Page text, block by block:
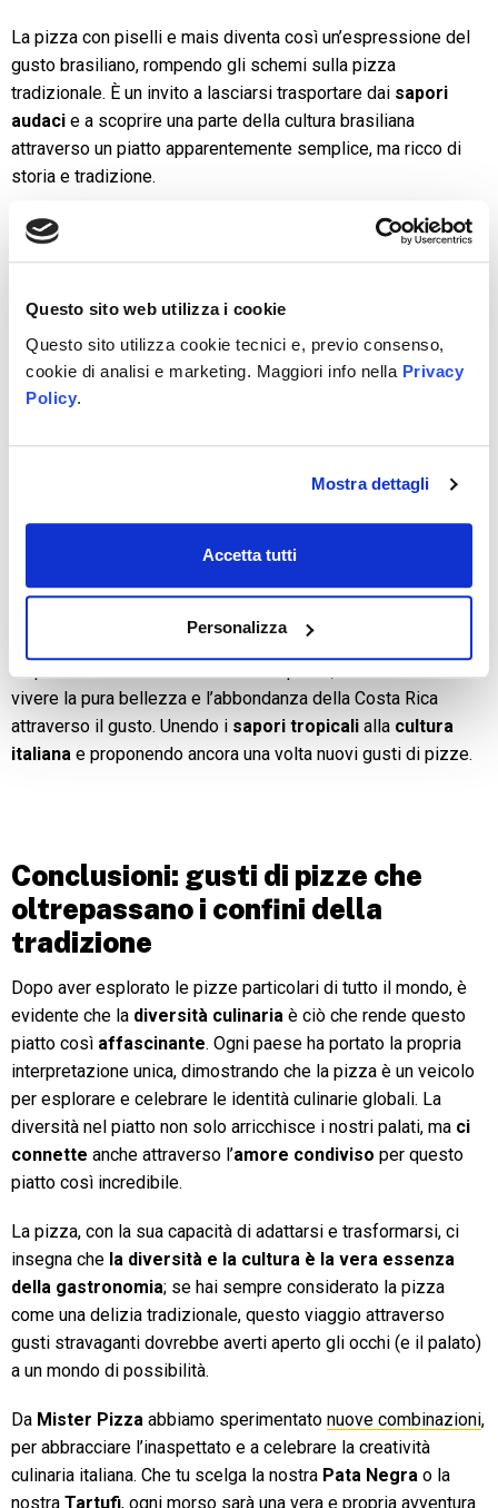
Questo sito web utilizza i cookie
Questo sito utilizza cookie tecnici e, previo consenso,
cookie di analisi e marketing. Maggiori info nella Privacy
Policy.
Mostra dettagli
Accetta tutti
Personalizza
La pizza con piselli e mais diventa così un’espressione del
gusto brasiliano, rompendo gli schemi sulla pizza
tradizionale. È un invito a lasciarsi trasportare dai sapori
audaci e a scoprire una parte della cultura brasiliana
attraverso un piatto apparentemente semplice, ma ricco di
storia e tradizione.
Costa Rica: spiagge, cocco e pizze
fuori dall’ordinario
Benvenuti in Costa Rica, il paradiso tropicale che non solo
offre spiagge incantevoli e foreste pluviali, ma anche una
incontaminate della Costa Rica. Questa pizza
risultato di una combinazione audace di ingredienti locali, che
riflettono la generosità dellanatura costaricana
vivere la pura bellezza e l’abbondanza della Costa Rica
attraverso il gusto. Unendo i sapori tropicali alla cultura
italiana e proponendo ancora una volta nuovi gusti di pizze.
Conclusioni: gusti di pizze che
oltrepassano i confini della
tradizione
Dopo aver esplorato le pizze particolari di tutto il mondo, è
evidente che la diversità culinaria è ciò che rende questo
piatto così affascinante. Ogni paese ha portato la propria
interpretazione unica, dimostrando che la pizza è un veicolo
per esplorare e celebrare le identità culinarie globali. La
diversità nel piatto non solo arricchisce i nostri palati, ma ci
connette anche attraverso l’amore condiviso per questo
piatto così incredibile.
La pizza, con la sua capacità di adattarsi e trasformarsi, ci
insegna che la diversità e la cultura è la vera essenza
della gastronomia; se hai sempre considerato la pizza
come una delizia tradizionale, questo viaggio attraverso
gusti stravaganti dovrebbe averti aperto gli occhi (e il palato)
a un mondo di possibilità.
Da Mister Pizza abbiamo sperimentato nuove combinazioni,
per abbracciare l’inaspettato e a celebrare la creatività
culinaria italiana. Che tu scelga la nostra Pata Negra o la
nostra Tartufi, ogni morso sarà una vera e propria avventura